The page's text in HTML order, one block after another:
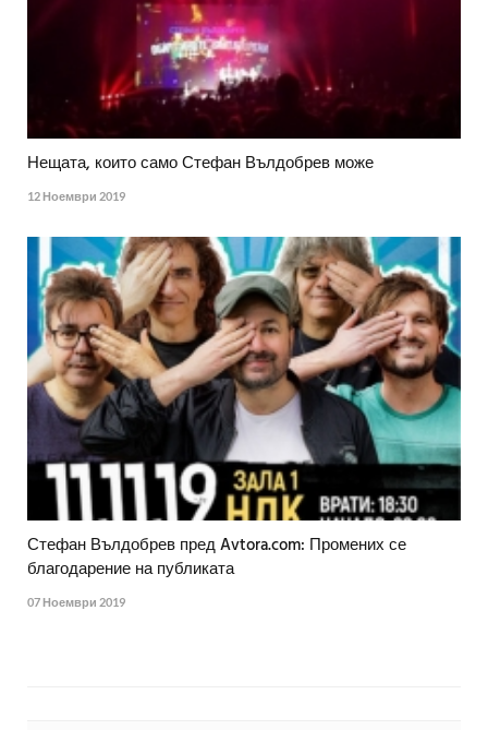
Нещата, които само Стефан Вълдобрев може
12 Ноември 2019
Стефан Вълдобрев пред Avtora.com: Промених се
благодарение на публиката
07 Ноември 2019